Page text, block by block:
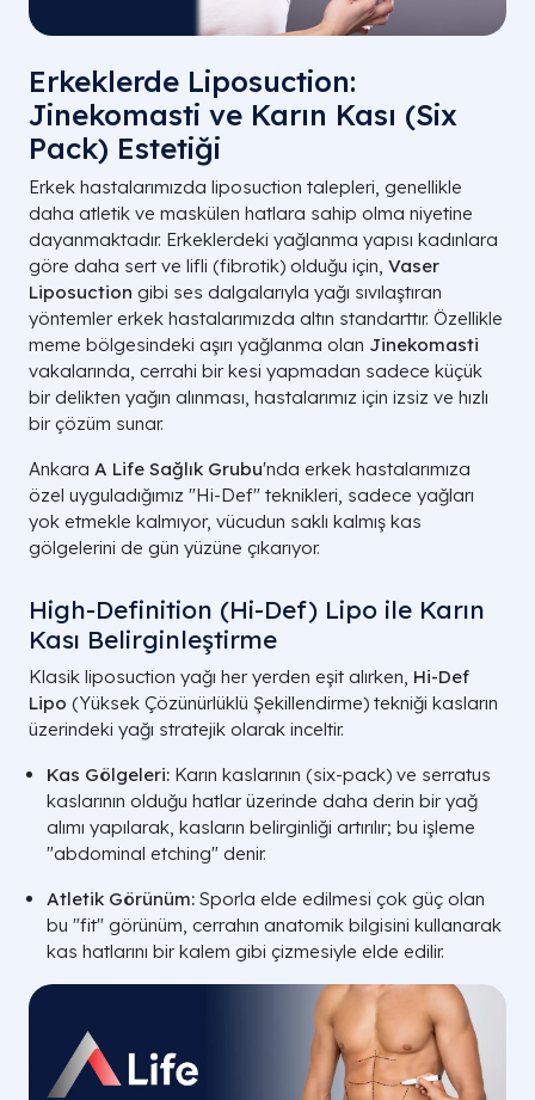
Kriter
Klasik
Liposuction
Vaser
(Ultrasonik)
Kaynağı
Doku
Seçiciliği
Düşük Çok Yüksek
Deri
Sıkılaşma
Minimal İyi
Morarma /
Ödem
Yüksek Çok Düşük
İdeal
Kullanım
Kas Tanımı (Hi-
Def)
Erkeklerde Liposuction:
Jinekomasti ve Karın Kası (Six
Pack) Estetiği
Erkek hastalarımızda liposuction talepleri, genellikle
daha atletik ve maskülen hatlara sahip olma niyetine
dayanmaktadır. Erkeklerdeki yağlanma yapısı kadınlara
göre daha sert ve lifli (fibrotik) olduğu için, Vaser
Liposuction gibi ses dalgalarıyla yağı sıvılaştıran
yöntemler erkek hastalarımızda altın standarttır. Özellikle
meme bölgesindeki aşırı yağlanma olan Jinekomasti
vakalarında, cerrahi bir kesi yapmadan sadece küçük
bir delikten yağın alınması, hastalarımız için izsiz ve hızlı
bir çözüm sunar.
Ankara A Life Sağlık Grubu'nda erkek hastalarımıza
özel uyguladığımız "Hi-Def" teknikleri, sadece yağları
yok etmekle kalmıyor, vücudun saklı kalmış kas
gölgelerini de gün yüzüne çıkarıyor.
High-Definition (Hi-Def) Lipo ile Karın
Kası Belirginleştirme
Klasik liposuction yağı her yerden eşit alırken, Hi-Def
Lipo (Yüksek Çözünürlüklü Şekillendirme) tekniği kasların
üzerindeki yağı stratejik olarak inceltir.
Kas Gölgeleri: Karın kaslarının (six-pack) ve serratus
kaslarının olduğu hatlar üzerinde daha derin bir yağ
alımı yapılarak, kasların belirginliği artırılır; bu işleme
"abdominal etching" denir.
Atletik Görünüm: Sporla elde edilmesi çok güç olan
bu "fit" görünüm, cerrahın anatomik bilgisini kullanarak
kas hatlarını bir kalem gibi çizmesiyle elde edilir.